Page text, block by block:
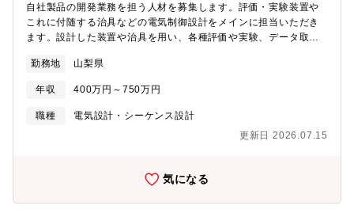
自社製品の開発業務を担う人材を募集します。評価・実験装置や
これに付随する治具などの電気制御設計をメインに担当いただき
ます。設計した装置や治具を用い、各種評価や実験、データ取
作業の他、装置製品の打ち合わせや現地据付、営業補助(展示会、
技術説明)のため、出張(国内)業務もあります。(数日～1週間、長
くても１か月間程度)【具体的には】■ハーネス図・配線図の作成
（電気CADなど使用）■制御盤の構成設計、部品選定（リレー、ブ
の接続・制御設計■安全回路やノイズ対策の設計など【募集背景】
プを図る為の募集です。【組織構成】■6名（6０代1名 ５０代1
名 4０代2名 3０代1名 ２０代1名）
勤務地 山梨県
年収 400万円～750万円
職種
電気設計・シーケンス設計
更新日 2026.07.15
気になる